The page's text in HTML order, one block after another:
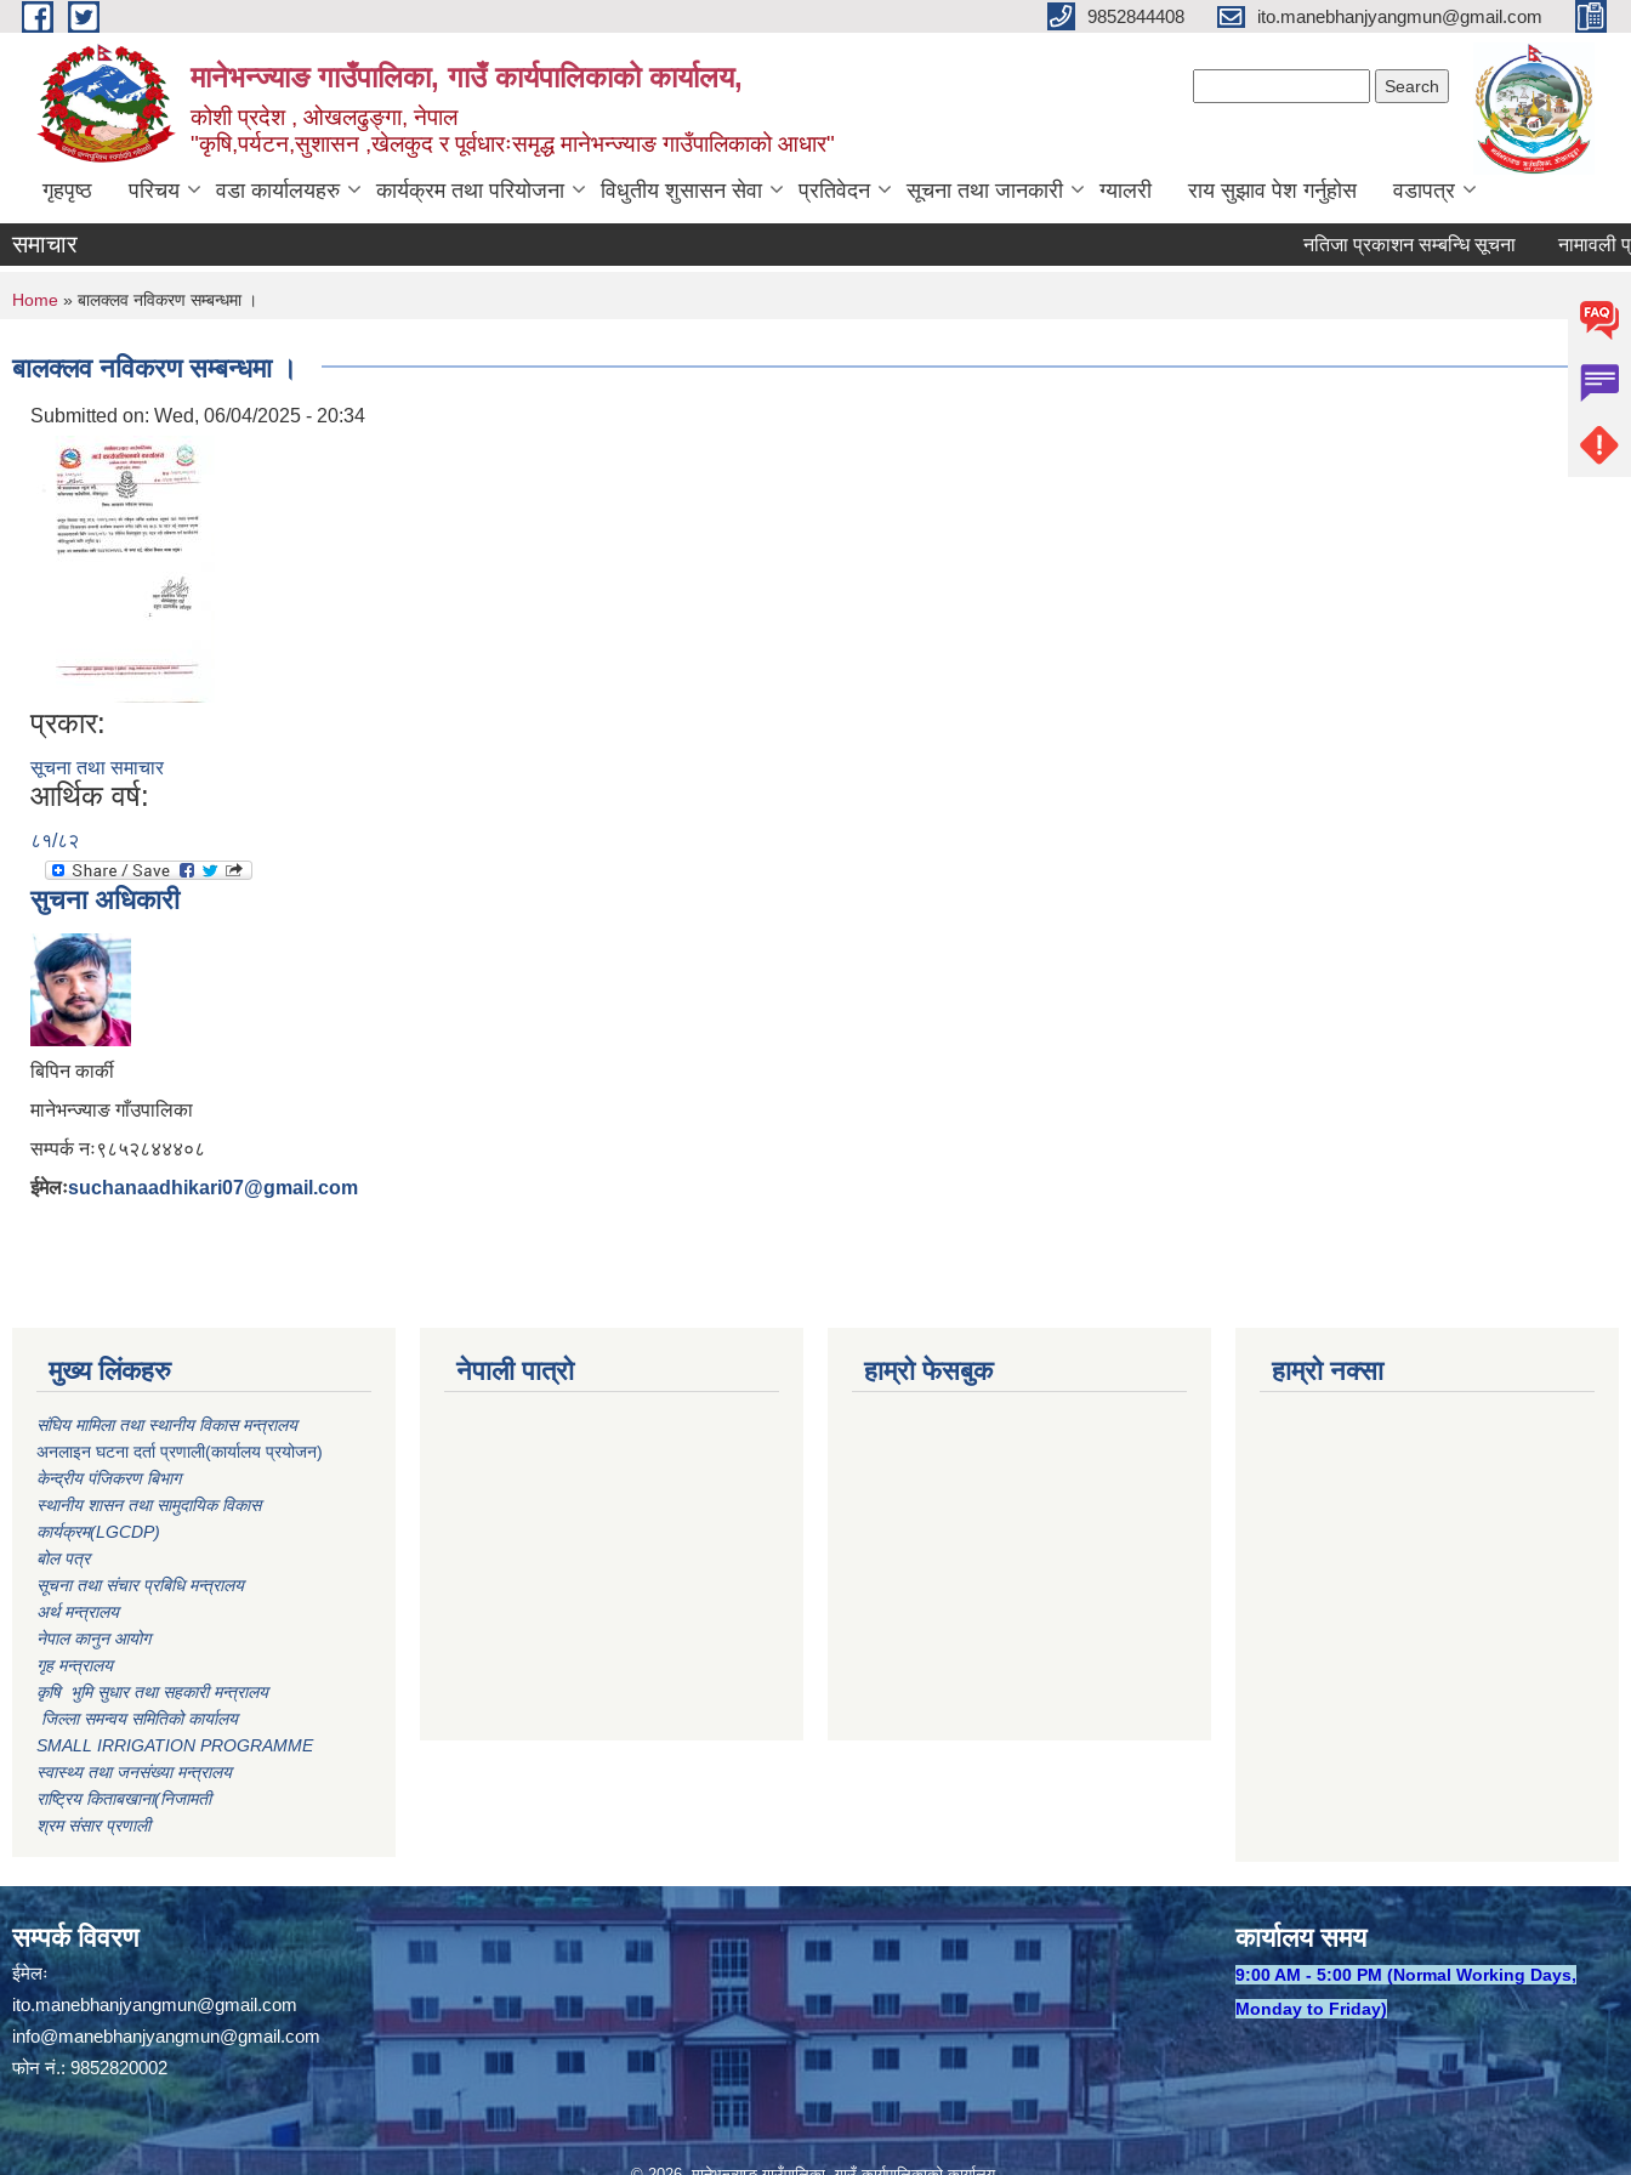
Skip to main content 9852844408 ito.manebhanjyangmun@gmail.com
मानेभन्ज्याङ गाउँपालिका, गाउँ कार्यपालिकाको कार्यालय,
कोशी प्रदेश , ओखलढुङ्गा, नेपाल
"कृषि,पर्यटन,सुशासन ,खेलकुद र पूर्वधारःसमृद्ध मानेभन्ज्याङ गाउँपालिकाको आधार"
गृहपृष्ठ परिचय वडा कार्यालयहरु कार्यक्रम तथा परियोजना विधुतीय शुसासन सेवा प्रतिवेदन सूचना तथा जानकारी ग्यालरी राय सुझाव पेश गर्नुहोस वडापत्र
समाचार नतिजा प्रकाशन सम्बन्धि सूचना नामावली
You are here
Home » बालक्लव नविकरण सम्बन्धमा ।
बालक्लव नविकरण सम्बन्धमा ।
Submitted on: Wed, 06/04/2025 - 20:34
प्रकार:
सूचना तथा समाचार
आर्थिक वर्ष:
८१/८२
सुचना अधिकारी
बिपिन कार्की
मानेभन्ज्याङ गाँउपालिका
सम्पर्क नः९८५२८४४४०८
ईमेलःsuchanaadhikari07@gmail.com
मुख्य लिंकहरु
संघिय मामिला तथा स्थानीय विकास मन्त्रालय
अनलाइन घटना दर्ता प्रणाली(कार्यालय प्रयोजन)
केन्द्रीय पंजिकरण बिभाग
स्थानीय शासन तथा सामुदायिक विकास
कार्यक्रम(LGCDP)
बोल पत्र
सूचना तथा संचार प्रबिधि मन्त्रालय
अर्थ मन्त्रालय
नेपाल कानुन आयोग
गृह मन्त्रालय
कृषि भुमि सुधार तथा सहकारी मन्त्रालय
जिल्ला समन्वय समितिको कार्यालय
SMALL IRRIGATION PROGRAMME
स्वास्थ्य तथा जनसंख्या मन्त्रालय
राष्ट्रिय किताबखाना(निजामती
श्रम संसार प्रणाली
नेपाली पात्रो हाम्रो फेसबुक हाम्रो नक्सा
सम्पर्क विवरण
ईमेलः
ito.manebhanjyangmun@gmail.com
info@manebhanjyangmun@gmail.com
फोन नं.: 9852820002
कार्यालय समय
​9:00 AM - 5:00 PM (Normal Working Days,
Monday to Friday)